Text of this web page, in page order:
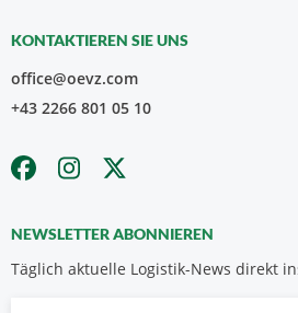
KONTAKTIEREN SIE UNS
office@oevz.com
+43 2266 801 05 10
NEWSLETTER ABONNIEREN
Täglich aktuelle Logistik-News direkt